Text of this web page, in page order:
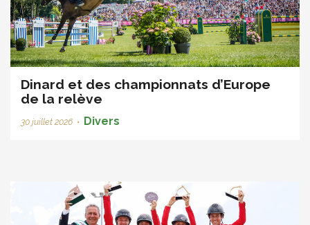
Dinard et des championnats d’Europe
de la relève
30 juillet 2026 • Divers